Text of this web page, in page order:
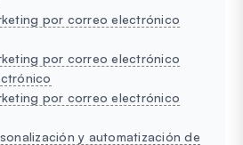
por correo electrónico
por correo electrónico
por correo electrónico
y automatización de